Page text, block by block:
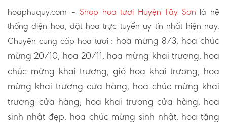
hoaphuquy.com – Shop hoa tươi Huyện Tây Sơn là hệ
thống điện hoa, đặt hoa trực tuyến uy tín nhất hiện nay.
Chuyên cung cấp hoa tươi : hoa mừng 8/3, hoa chúc
mừng 20/10, hoa 20/11, hoa mừng khai trương, hoa
chúc mừng khai trương, giỏ hoa khai trương, hoa
mừng khai trương cửa hàng, hoa chúc mừng khai
trương cửa hàng, hoa khai trương cửa hàng, hoa
sinh nhật đẹp, hoa chúc mừng sinh nhật, hoa tặng